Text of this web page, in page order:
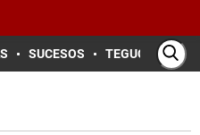
SUCESOS TEGUCIGALPA